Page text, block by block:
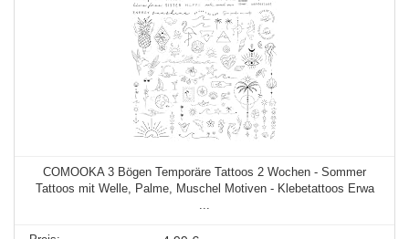
COMOOKA 3 Bögen Temporäre Tattoos 2 Wochen - Sommer
Tattoos mit Welle, Palme, Muschel Motiven - Klebetattoos Erwa